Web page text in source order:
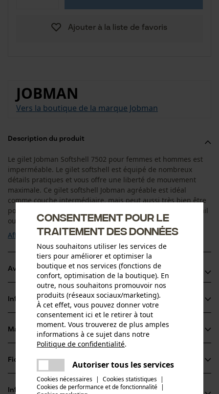
Ajouter à la liste de favoris
JOBMAN
Vers la boutique de la marque Jobman
Description du produit
Le gilet Jobman Softshell 7502 pour femmes et hommes est
imperméable. Le gilet softshell est équipé de nombreux
détails pratiques et vous offre une liberté de mouvement
maximale. Ce gilet softshell Jobman agréable est idéal
comme couche intermédiaire, mais peut aussi très bien être
porté seul. Ce gilet vous accompagne toute l'année au travail
ou pendant vos loisirs en tant que ...
Afficher plus
Avantages du produit
Matière softshell imperméable et légère
Intérieur en polaire
Poche poitrine avec emplacement pour carte d'identité
Informations sur le produit
Détails du produit
Type de manche
Matériau & entretien
Type de matériau
Fiches techniques
Fiche de données de sécurité du produit (PDF)
Informations fabricant
Consentement pour le
traitement des données
Nous souhaitons utiliser les services de
tiers pour améliorer et optimiser la
boutique et nos services (fonctions de
confort, optimisation de la boutique). En
outre, nous souhaitons promouvoir nos
produits (réseaux sociaux/marketing).
À cet effet, vous pouvez donner votre
consentement ici et le retirer à tout
moment. Vous trouverez de plus amples
informations à ce sujet dans notre
Politique de confidentialité.
Autoriser tous les services
Cookies nécessaires | Cookies statistiques |
Cookies de performance et de fonctionnalité |
Une erreur s'est produite. Veuillez
essayer encore.
partager
partager
mail